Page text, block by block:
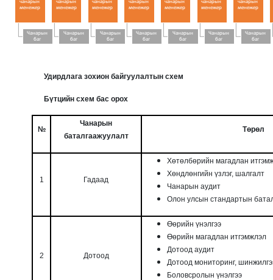
Удирдлага зохион байгуулалтын схем
Бүтцийн схем бас орох
№
Чанарын
баталгаажуулалт
Төрөл
1 Гадаад
Хөтөлбөрийн магадлан
Хөндлөнгийн үзлэг, шалгалт
Чанарын аудит
Олон улсын стандартын
2 Дотоод
Өөрийн үнэлгээ
Өөрийн магадлан итгэмжлэл
Дотоод аудит
Дотоод мониторинг,
Боловсролын үнэлгээ